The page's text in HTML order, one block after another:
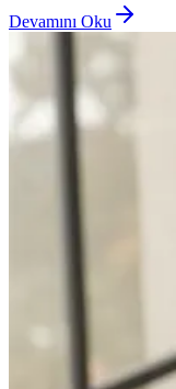
Devamını Oku